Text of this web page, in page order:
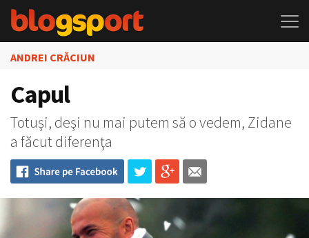
ANDREI CRĂCIUN
Capul
Totuşi, deşi nu mai putem să o vedem, Zidane
a făcut diferenţa